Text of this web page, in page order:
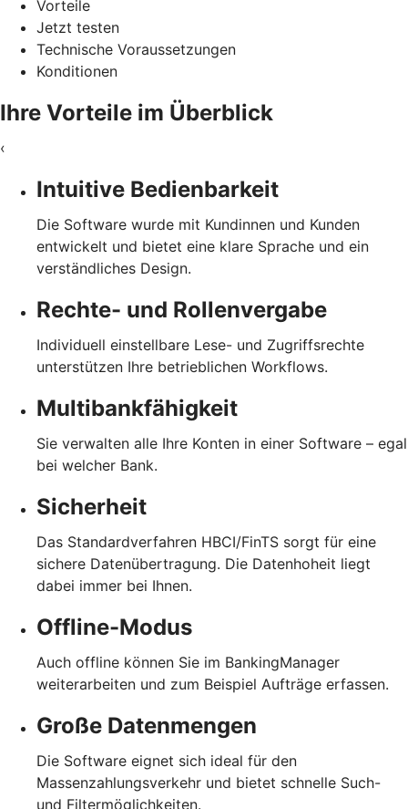
Vorteile
Jetzt testen
Technische Voraussetzungen
Konditionen
Ihre Vorteile im Überblick
‹
Intuitive Bedienbarkeit
Die Software wurde mit Kundinnen und Kunden
entwickelt und bietet eine klare Sprache und ein
verständliches Design.
Rechte- und Rollenvergabe
Individuell einstellbare Lese- und Zugriffsrechte
unterstützen Ihre betrieblichen Workflows.
Multibankfähigkeit
Sie verwalten alle Ihre Konten in einer Software – egal
bei welcher Bank.
Sicherheit
Das Standardverfahren HBCI/FinTS sorgt für eine
sichere Datenübertragung. Die Datenhoheit liegt
dabei immer bei Ihnen.
Offline-Modus
Auch offline können Sie im BankingManager
weiterarbeiten und zum Beispiel Aufträge erfassen.
Große Datenmengen
Die Software eignet sich ideal für den
Massenzahlungsverkehr und bietet schnelle Such-
und Filtermöglichkeiten.